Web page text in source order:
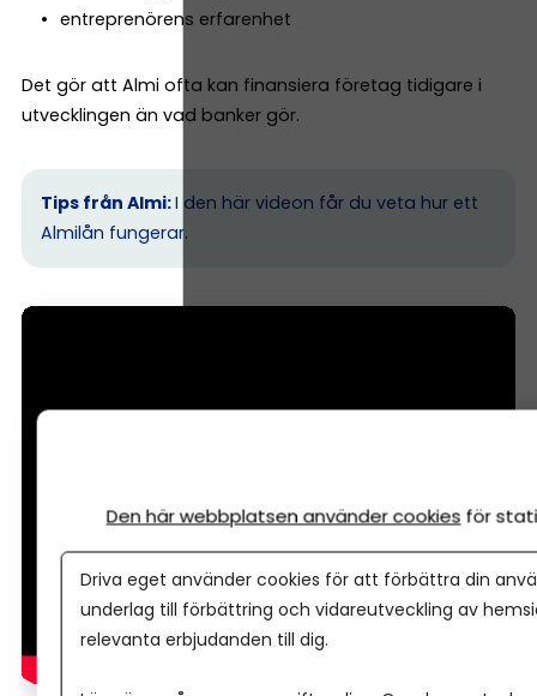
entreprenörens erfarenhet
Det gör att Almi ofta kan finansiera företag tidigare i
utvecklingen än vad banker gör.
Tips från Almi:I den här videon får du veta hur ett
Almilån fungerar.
Den här webbplatsen använder cookies för
Driva eget använder cookies för att förbättra din
underlag till förbättring och vidareutveckling av
relevanta erbjudanden till dig.